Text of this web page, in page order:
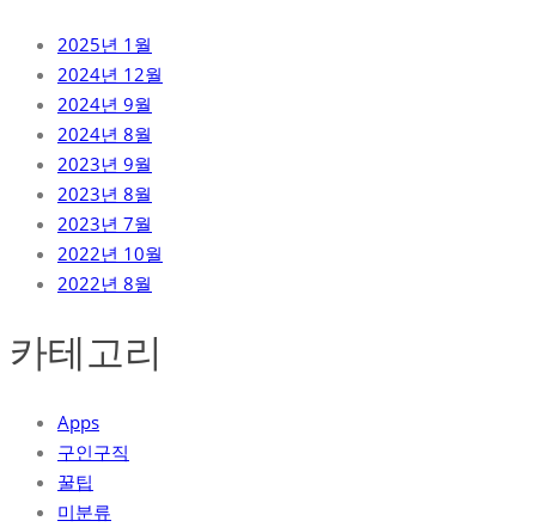
2025년 1월
2024년 12월
2024년 9월
2024년 8월
2023년 9월
2023년 8월
2023년 7월
2022년 10월
2022년 8월
카테고리
Apps
구인구직
꿀팁
미분류